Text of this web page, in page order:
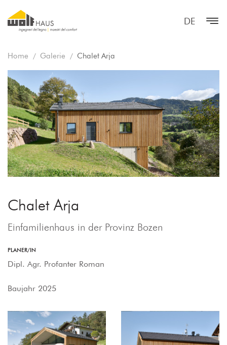
DE
Home Galerie Chalet Arja
Chalet Arja
Einfamilienhaus in der Provinz Bozen
PLANER/IN
Dipl. Agr. Profanter Roman
Baujahr 2025